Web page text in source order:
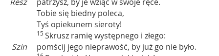
Tobie się biedny poleca,
Tyś opiekunem sieroty!
15 Skrusz ramię występnego i złego:
Szin
pomścij jego nieprawość, by już go nie było.